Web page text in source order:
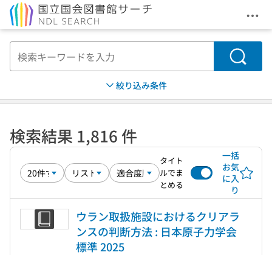
メ
検索
絞り込み条件
検索結果 1,816 件
タイト
ルでま
とめる
一括
お気
に入
り
ウラン取扱施設におけるクリアラ
ンスの判断方法 : 日本原子力学会
標準 2025